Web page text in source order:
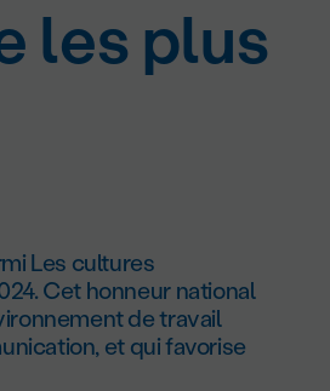
les plus
Les cultures
Cet honneur national
de travail
et qui favorise